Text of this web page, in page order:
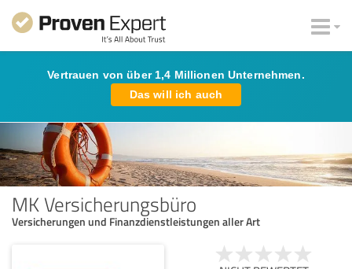
Vertrauen von über 1,4 Millionen Unternehmen.
Das will ich auch
MK Versicherungsbüro
Versicherungen und Finanzdienstleistungen aller Art